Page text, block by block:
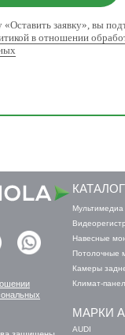
заявку», вы
в отношении
КАТАЛОГ
МАРКИ
Мультимедиа
Навесные
Потолочные
Камеры
Климат-
AUDI